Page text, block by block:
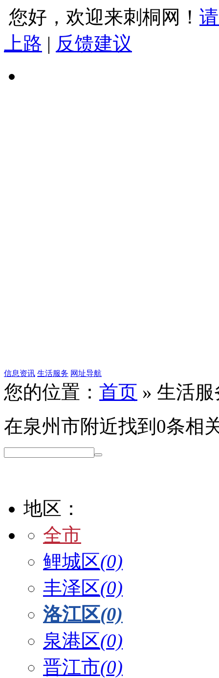
您好，欢迎来刺桐网！
上路 | 反馈建议
信息资讯 生活服务 网址导航
您的位置： 首页 » 生活服
在泉州市附近找到 0条相
地区：
全市
鲤城区(0)
丰泽区(0)
洛江区(0)
泉港区(0)
晋江市(0)